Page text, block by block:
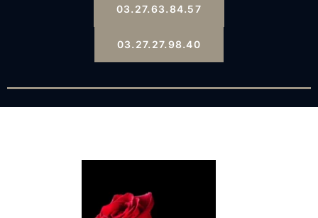
03.27.63.84.57
03.27.27.98.40